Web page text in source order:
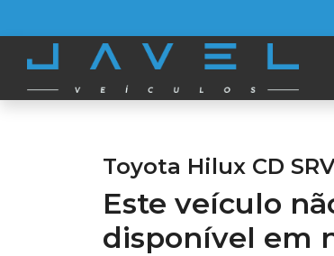
Toyota Hilux CD
Este veículo
disponível em